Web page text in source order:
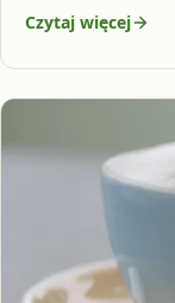
Czytaj więcej